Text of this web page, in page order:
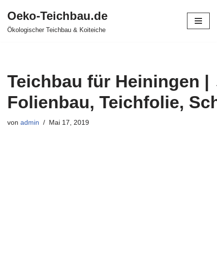
Zum
Oeko-Teichbau.de
Ökologischer Teichbau & Koiteiche
Teichbau für Heiningen
Folienbau, Teichfolie,
von admin Mai 17, 2019